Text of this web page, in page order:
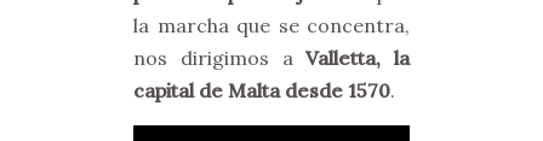
la marcha que se concentra,
nos dirigimos aValletta, la
capital de Malta desde 1570.